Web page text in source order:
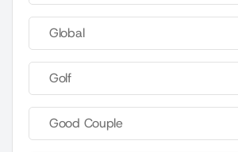
Global
Golf
Good Couple